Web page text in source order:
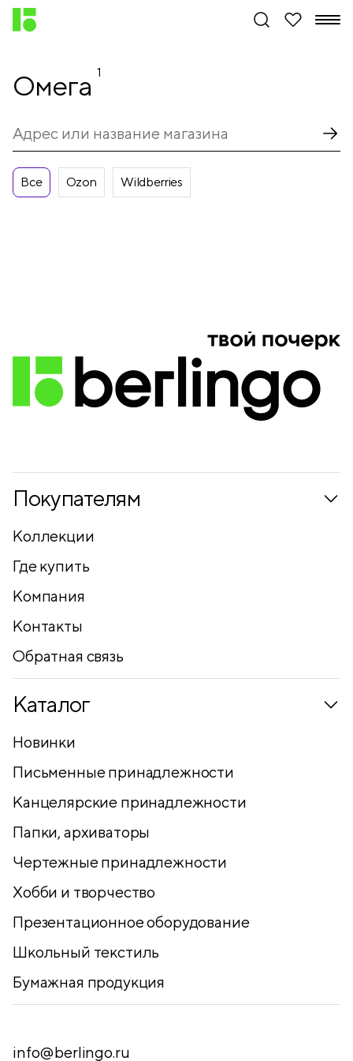
Омега 1
Все Ozon Wildberries
Покупателям
Коллекции
Где купить
Компания
Контакты
Обратная связь
Каталог
Новинки
Письменные принадлежности
Канцелярские принадлежности
Папки, архиваторы
Чертежные принадлежности
Хобби и творчество
Презентационное оборудование
Школьный текстиль
Бумажная продукция
info@berlingo.ru